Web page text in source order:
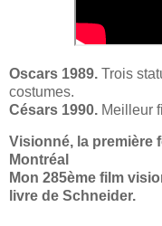
Oscars 1989. Trois
costumes.
Césars 1990. Meilleur
Visionné, la première
Montréal
Mon 285ème film
livre de Schneider.